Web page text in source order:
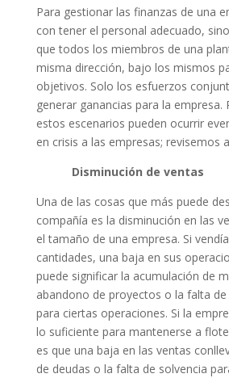
Para gestionar las finanzas de una
con tener el personal adecuado,
que todos los miembros de una
misma dirección, bajo los mismos
objetivos. Solo los esfuerzos
generar ganancias para la empresa.
estos escenarios pueden ocurrir
en crisis a las empresas; revisemos
Disminución de ventas
Una de las cosas que más puede
compañía es la disminución en las
el tamaño de una empresa. Si
cantidades, una baja en sus
puede significar la acumulación de
abandono de proyectos o la falta
para ciertas operaciones. Si la
lo suficiente para mantenerse a
es que una baja en las ventas
de deudas o la falta de solvencia